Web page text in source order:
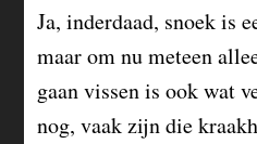
Ja, inderdaad, snoek is
maar om nu meteen
gaan vissen is ook wat
nog, vaak zijn die